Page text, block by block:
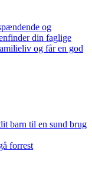
og
din faglige
og får en god
barn til en sund brug
forrest